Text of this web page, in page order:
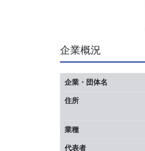
企業概況
企業・団体名
住所
業種
代表者